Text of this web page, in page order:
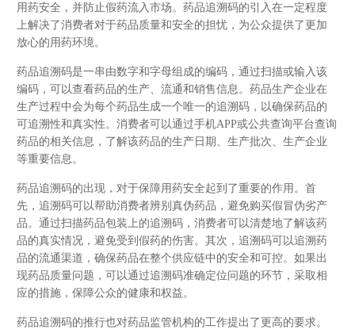
用药安全，并防止假药流入市场。药品追溯码的引入在一定程度
上解决了消费者对于药品质量和安全的担忧，为公众提供了更加
放心的用药环境。
药品追溯码是一串由数字和字母组成的编码，通过扫描或输入该
编码，可以查看药品的生产、流通和销售信息。药品生产企业在
生产过程中会为每个药品生成一个唯一的追溯码，以确保药品的
可追溯性和真实性。消费者可以通过手机APP或公共查询平台查询
药品的相关信息，了解该药品的生产日期、生产批次、生产企业
等重要信息。
药品追溯码的出现，对于保障用药安全起到了重要的作用。首
先，追溯码可以帮助消费者辨别真伪药品，避免购买假冒伪劣产
品。通过扫描药品包装上的追溯码，消费者可以清楚地了解该药
品的真实情况，避免受到假药的伤害。其次，追溯码可以追溯药
品的流通渠道，确保药品在整个供应链中的安全和可控。如果出
现药品质量问题，可以通过追溯码准确定位问题的环节，采取相
应的措施，保障公众的健康和权益。
药品追溯码的推行也对药品监管机构的工作提出了更高的要求。